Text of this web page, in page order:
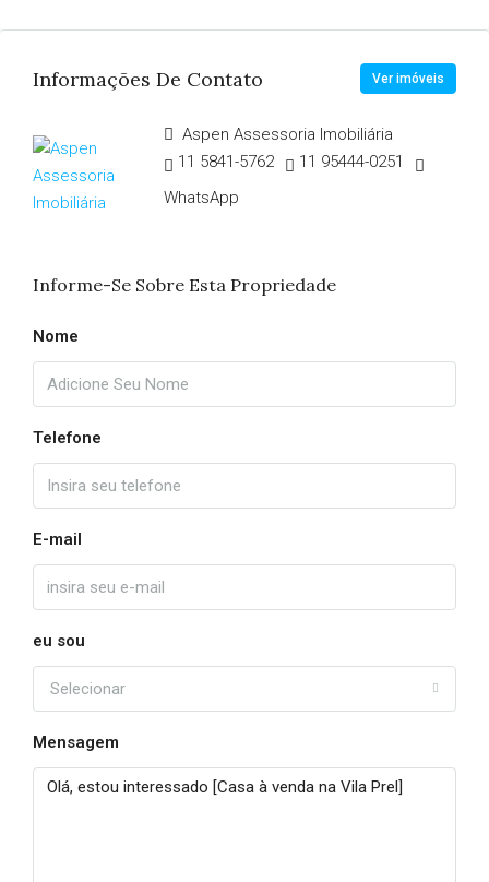
Informações De Contato Ver imóveis
Aspen Assessoria Imobiliária
11 5841-5762
11 95444-0251
WhatsApp
Informe-Se Sobre Esta Propriedade
Nome
Telefone
E-mail
eu sou
Selecionar
Mensagem